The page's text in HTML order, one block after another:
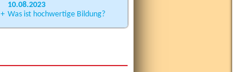
10.08.2023
+ Was ist hochwertige Bildung?